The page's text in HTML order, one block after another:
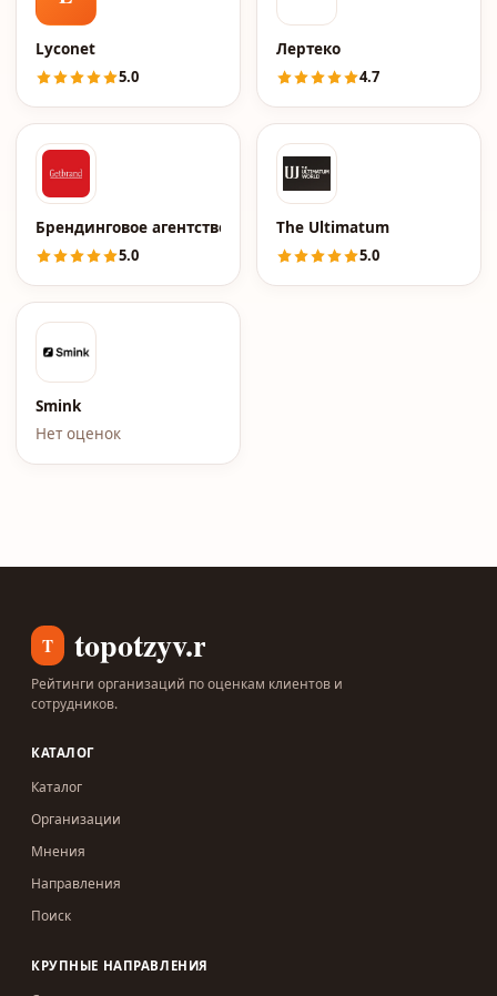
Lyconet
5.0
Лертеко
4.7
Брендинговое агентство Getbrand
5.0
The Ultimatum
5.0
Smink
Нет оценок
T topotzyv.ru
Рейтинги организаций по оценкам клиентов и
сотрудников.
КАТАЛОГ
Каталог
Организации
Мнения
Направления
Поиск
КРУПНЫЕ НАПРАВЛЕНИЯ